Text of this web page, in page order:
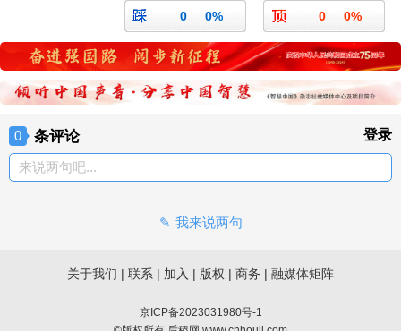
0 0%
0 0%
0 条评论 登录
来说两句吧...
我来说两句
关于我们 | 联系 | 加入 | 版权 | 商务 | 融媒体矩阵
京ICP备2023031980号-1